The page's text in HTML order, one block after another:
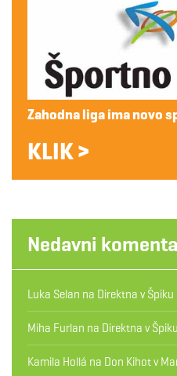
Zahodna liga ima novo
KLIK >
Nedavni
Luka Selan na Direktna v Špiku
Miha Furlan na Direktna v Špiku
Kamila Hollá na Don Kihot v